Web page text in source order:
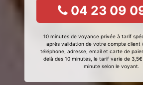
04 23 09
10 minutes de voyance privée à tarif
après validation de votre compte client
téléphone, adresse, email et carte de
delà des 10 minutes, le tarif varie de
minute selon le voyant.